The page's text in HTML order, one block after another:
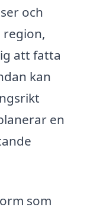
och
att fatta
kan
en
som